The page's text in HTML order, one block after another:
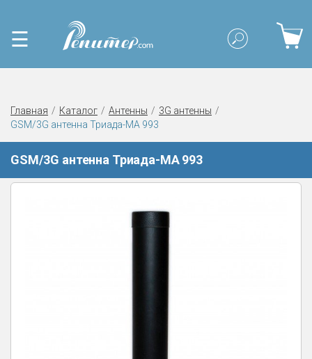
☰
Главная Каталог Антенны
3G антенны
GSM/3G антенна Триада-МА 993
GSM/3G антенна Триада-МА 993